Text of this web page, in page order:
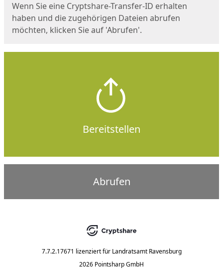
Wenn Sie eine Cryptshare-Transfer-ID erhalten
haben und die zugehörigen Dateien abrufen
möchten, klicken Sie auf 'Abrufen'.
Bereitstellen
Abrufen
7.7.2.17671 lizenziert für Landratsamt Ravensburg
2026 Pointsharp GmbH